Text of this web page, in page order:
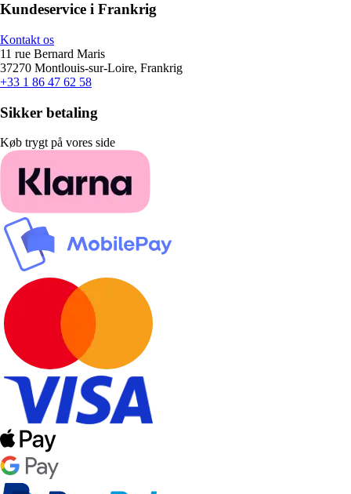
Kundeservice i Frankrig
Kontakt os
11 rue Bernard Maris
37270 Montlouis-sur-Loire, Frankrig
+33 1 86 47 62 58
Sikker betaling
Køb trygt på vores side